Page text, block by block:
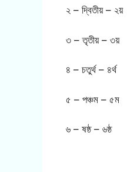
২ – দ্বিতীয় – ২য়
৩ – তৃতীয় – ৩য়
৪ – চতুর্থ – ৪র্থ
৫ – পঞ্চম – ৫ম
৬ – ষষ্ঠ – ৬ষ্ঠ